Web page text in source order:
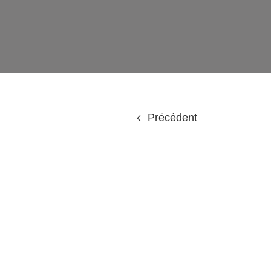
Précédent